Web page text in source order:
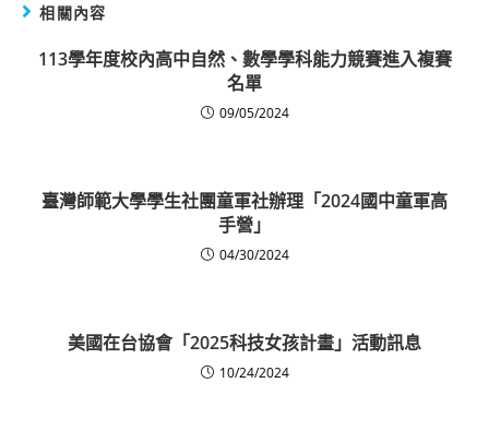
相關內容
113學年度校內高中自然、數學學科能力競賽進入複賽
名單
09/05/2024
臺灣師範大學學生社團童軍社辦理「2024國中童軍高
手營」
04/30/2024
美國在台協會「2025科技女孩計畫」活動訊息
10/24/2024